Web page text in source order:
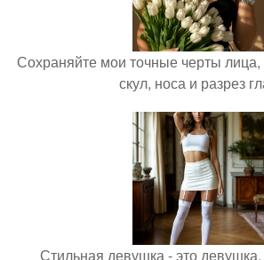
Сохраняйте мои точные черты
скул, носа и разрез
Стильная девушка - это девушка,